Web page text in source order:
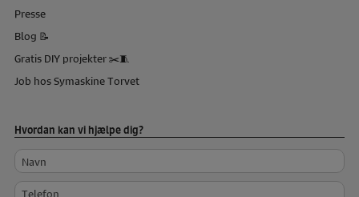
Presse
Blog 📝
Gratis DIY projekter ✂️🧵
Job hos Symaskine Torvet
Hvordan kan vi hjælpe dig?
Navn
Telefon